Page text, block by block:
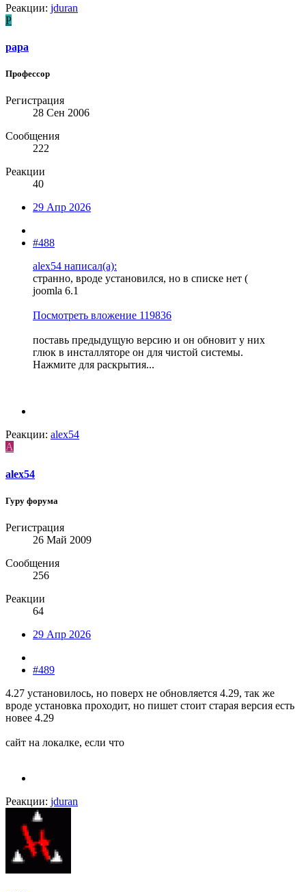
Реакции: jduran
P
papa
Профессор
Регистрация
28 Сен 2006
Сообщения
222
Реакции
40
29 Апр 2026
#488
alex54 написал(а):
странно, вроде установился, но в списке нет (
joomla 6.1
Посмотреть вложение 119836
поставь предыдущую версию и он обновит у них
глюк в инсталляторе он для чистой системы.
Нажмите для раскрытия...
Реакции: alex54
A
alex54
Гуру форума
Регистрация
26 Май 2009
Сообщения
256
Реакции
64
29 Апр 2026
#489
4.27 установилось, но поверх не обновляется 4.29, так же
вроде установка проходит, но пишет стоит старая версия есть
новее 4.29
сайт на локалке, если что
Реакции: jduran